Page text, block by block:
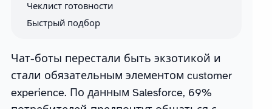
Чеклист готовности
Быстрый подбор
Чат-боты перестали быть экзотикой и
стали обязательным элементом customer
experience. По данным Salesforce, 69%